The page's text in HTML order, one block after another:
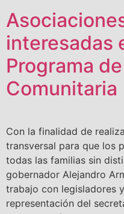
interesadas
Programa
Comunitaria
Con la finalidad de
transversal para que los
todas las familias sin
gobernador Alejandro
trabajo con legisladores
representación del